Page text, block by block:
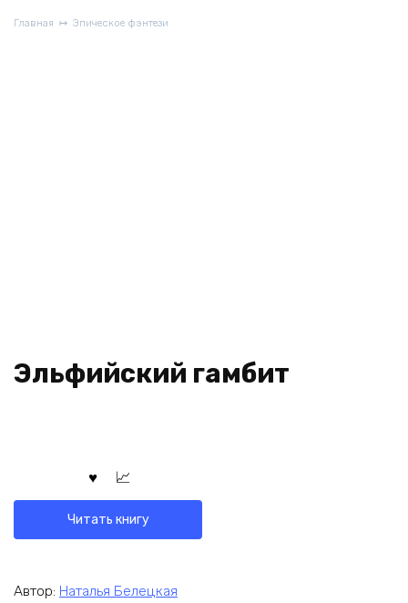
Главная Эпическое фэнтези
Эльфийский гамбит
Читать книгу
Автор: Наталья Белецкая